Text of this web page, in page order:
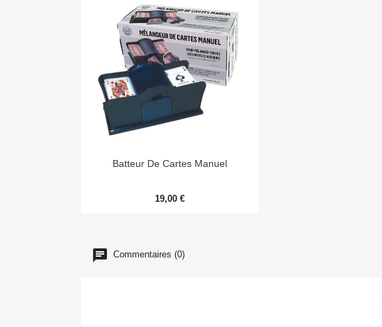
Aperçu rapide
Batteur De Cartes Manuel
19,00 €
Commentaires (0)